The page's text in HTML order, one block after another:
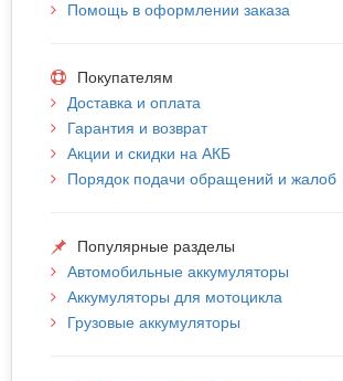
Помощь в оформлении заказа
Покупателям
Доставка и оплата
Гарантия и возврат
Акции и скидки на АКБ
Порядок подачи обращений и жалоб
Популярные разделы
Автомобильные аккумуляторы
Аккумуляторы для мотоцикла
Грузовые аккумуляторы